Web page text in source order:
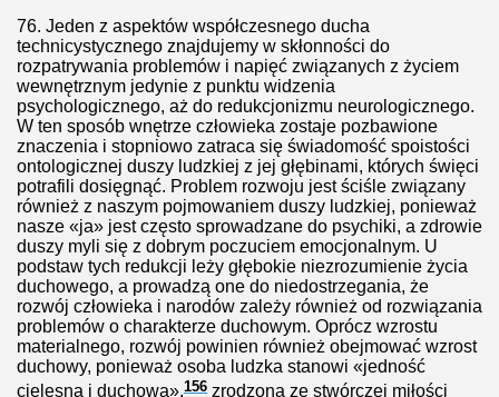
76. Jeden z aspektów współczesnego ducha
technicystycznego znajdujemy w skłonności do
rozpatrywania problemów i napięć związanych z życiem
wewnętrznym jedynie z punktu widzenia
psychologicznego, aż do redukcjonizmu neurologicznego.
W ten sposób wnętrze człowieka zostaje pozbawione
znaczenia i stopniowo zatraca się świadomość spoistości
ontologicznej duszy ludzkiej z jej głębinami, których święci
potrafili dosięgnąć. Problem rozwoju jest ściśle związany
również z naszym pojmowaniem duszy ludzkiej, ponieważ
nasze «ja» jest często sprowadzane do psychiki, a zdrowie
duszy myli się z dobrym poczuciem emocjonalnym. U
podstaw tych redukcji leży głębokie niezrozumienie życia
duchowego, a prowadzą one do niedostrzegania, że
rozwój człowieka i narodów zależy również od rozwiązania
problemów o charakterze duchowym. Oprócz wzrostu
materialnego, rozwój powinien również obejmować wzrost
duchowy, ponieważ osoba ludzka stanowi «jedność
cielesną i duchową»,156 zrodzoną ze stwórczej miłości
Polsce